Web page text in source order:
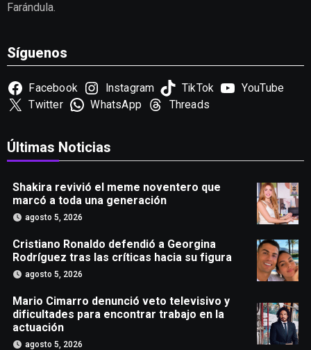
Farándula.
Síguenos
Facebook Instagram TikTok
YouTube
Twitter
WhatsApp Threads
Últimas Noticias
Shakira revivió el meme noventero que
marcó a toda una generación
agosto 5, 2026
Cristiano Ronaldo defendió a Georgina
Rodríguez tras las críticas hacia su figura
agosto 5, 2026
Mario Cimarro denunció veto televisivo y
dificultades para encontrar trabajo en la
actuación
agosto 5, 2026